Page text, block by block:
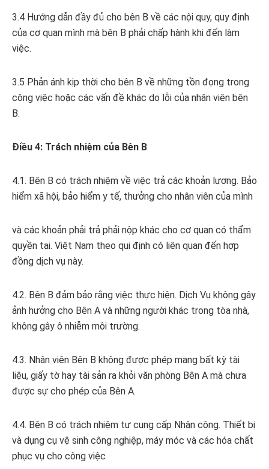
3.4 Hướng dẫn đầy đủ cho bên B về các nội quy, quy định
của cơ quan mình mà bên B phải chấp hành khi đến làm
việc.
3.5 Phản ánh kịp thời cho bên B về những tồn đọng trong
công việc hoặc các vấn đề khác do lỗi của nhân viên bên
B.
Điều 4: Trách nhiệm của Bên B
4.1. Bên B có trách nhiệm về việc trả các khoản lương. Bảo
hiểm xã hội, bảo hiểm y tế, thưởng cho nhân viên của mình
và các khoản phải trả phải nộp khác cho cơ quan có thẩm
quyền tại. Việt Nam theo qui định có liên quan đến hợp
đồng dịch vụ này.
4.2. Bên B đảm bảo rằng việc thực hiện. Dịch Vụ không gây
ảnh hưởng cho Bên A và những người khác trong tòa nhà,
không gây ô nhiễm môi trường.
4.3. Nhân viên Bên B không được phép mang bất kỳ tài
liệu, giấy tờ hay tài sản ra khỏi văn phòng Bên A mà chưa
được sự cho phép của Bên A.
4.4. Bên B có trách nhiệm tư cung cấp Nhân công. Thiết bị
và dụng cụ vệ sinh công nghiệp, máy móc và các hóa chất
phục vụ cho công việc